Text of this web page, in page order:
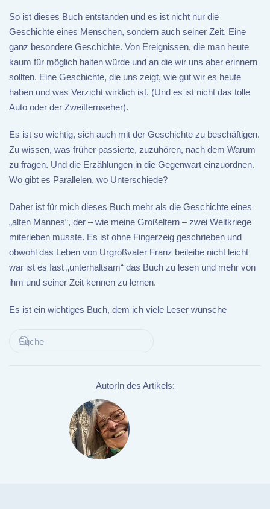
So ist dieses Buch entstanden und es ist nicht nur die
Geschichte eines Menschen, sondern auch seiner Zeit. Eine
ganz besondere Geschichte. Von Ereignissen, die man heute
kaum für möglich halten würde und an die wir uns aber erinnern
sollten. Eine Geschichte, die uns zeigt, wie gut wir es heute
haben und was Verzicht wirklich ist. (Und es ist nicht das tolle
Auto oder der Zweitfernseher).
Es ist so wichtig, sich auch mit der Geschichte zu beschäftigen.
Zu wissen, was früher passierte, zuzuhören, nach dem Warum
zu fragen. Und die Erzählungen in die Gegenwart einzuordnen.
Wo gibt es Parallelen, wo Unterschiede?
Daher ist für mich dieses Buch mehr als die Geschichte eines
„alten Mannes“, der – wie meine Großeltern – zwei Weltkriege
miterleben musste. Es ist ohne Fingerzeig geschrieben und
obwohl das Leben von Urgroßvater Franz beileibe nicht leicht
war ist es fast „unterhaltsam“ das Buch zu lesen und mehr von
ihm und seiner Zeit kennen zu lernen.
Es ist ein wichtiges Buch, dem ich viele Leser wünsche
AutorIn des Artikels: